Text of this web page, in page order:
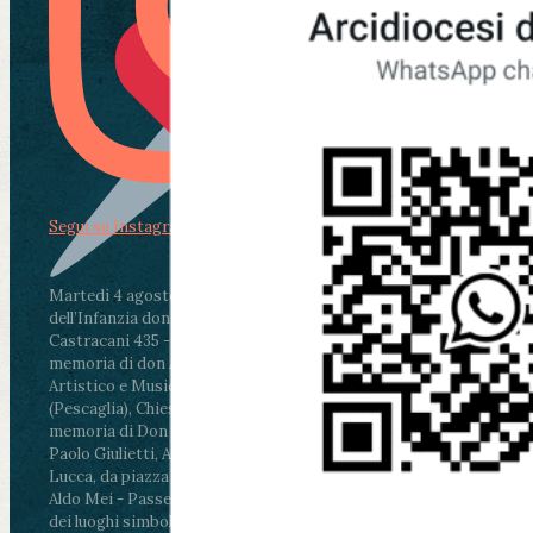
Martedì 4 agosto2026
ore 11:30 - Lucca, Scuola
dell’Infanzia don Aldo Mei - Viale Castruccio
Castracani 435 - Inaugurazione murales in
memoria di don Aldo Mei curato dal Liceo
Artistico e Musicale “Passaglia”
ore 18 - Fiano
(Pescaglia), Chiesa parrocchiale - Messa in
memoria di Don Aldo Mei celebrata da mons.
Paolo Giulietti, Arcivescovo di Lucca
ore 20.30 -
Lucca, da piazza San Michele al Cippo di don
Aldo Mei - Passeggiata della Memoria in alcuni
dei luoghi simbolo della città. Ritrovo alle ore
Segui su Instagram